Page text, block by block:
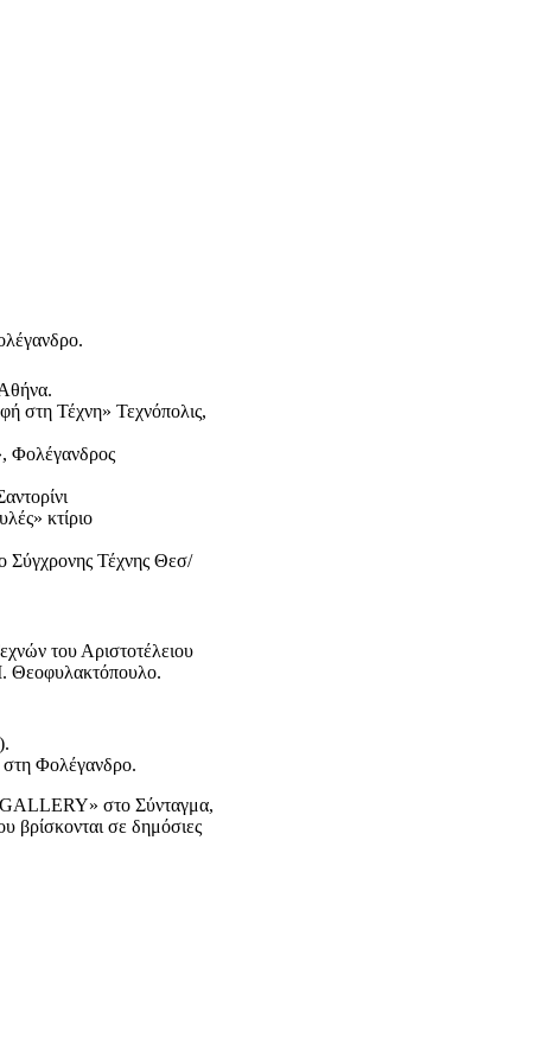
στη Τέχνη»Τεχνόπολις,
Φολέγανδρος
κτίριο
Σύγχρονης Τέχνης Θεσ/
εχνών του Αριστοτέλειου
Θεοφυλακτόπουλο.
).
στη Φολέγανδρο.
GALLERY» στο Σύνταγμα,
βρίσκονται σε δημόσιες